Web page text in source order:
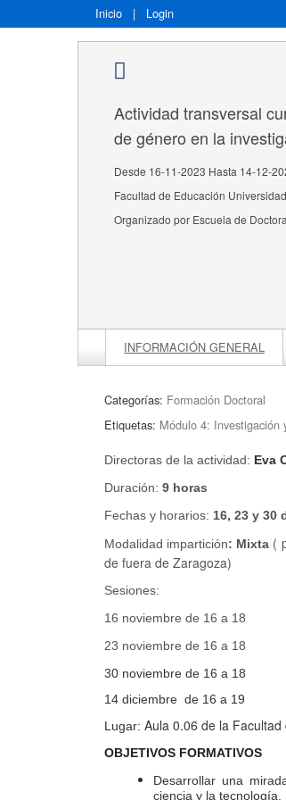
Inicio | Login
Actividad transversal
de género en la
Desde 16-11-2023 Hasta 14-12-
Facultad de Educación
Organizado por Escuela de
INFORMACIÓN GENERAL
Categorías: Formación Doctoral
Etiquetas: Módulo 4: Investigación
Directoras de la actividad: Eva
Duración: 9 horas
Fechas y horarios: 16, 23 y 30
Modalidad impartición: Mixta (
de fuera de Zaragoza)
Sesiones:
16 noviembre de 16 a 18
23 noviembre de 16 a 18
30 noviembre de 16 a 18
14 diciembre de 16 a 19
Lugar: Aula 0.06 de la Facultad
OBJETIVOS FORMATIVOS
Desarrollar una